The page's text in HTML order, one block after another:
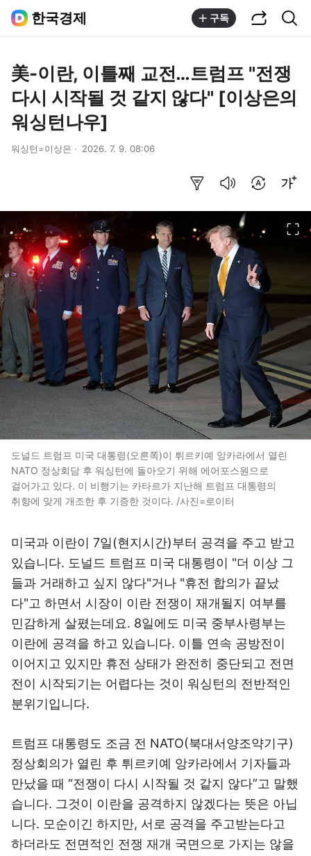
한국경제 구독
美-이란, 이틀째 교전…트럼프 "전쟁
다시 시작될 것 같지 않다" [이상은의
워싱턴나우]
워싱턴=이상은 2026. 7. 9. 08:06
도널드 트럼프 미국 대통령(오른쪽)이 튀르키예 앙카라에서 열린
NATO 정상회담 후 워싱턴에 돌아오기 위해 에어포스원으로
걸어가고 있다. 이 비행기는 카타르가 지난해 트럼프 대통령의
취향에 맞게 개조한 후 기증한 것이다. /사진=로이터
미국과 이란이 7일(현지시간)부터 공격을 주고 받고
있습니다. 도널드 트럼프 미국 대통령이 "더 이상 그
들과 거래하고 싶지 않다"거나 "휴전 합의가 끝났
다"고 하면서 시장이 이란 전쟁이 재개될지 여부를
민감하게 살폈는데요. 8일에도 미국 중부사령부는
이란에 공격을 하고 있습니다. 이틀 연속 공방전이
이어지고 있지만 휴전 상태가 완전히 중단되고 전면
전이 시작되기는 어렵다는 것이 워싱턴의 전반적인
분위기입니다.
트럼프 대통령도 조금 전 NATO(북대서양조약기구)
정상회의가 열린 후 튀르키예 앙카라에서 기자들과
만났을 때 “전쟁이 다시 시작될 것 같지 않다”고 말했
습니다. 그것이 이란을 공격하지 않겠다는 뜻은 아닙
니다. 모순이긴 하지만, 서로 공격을 주고받는다고
하더라도 전면적인 전쟁 재개 국면으로 가지는 않을